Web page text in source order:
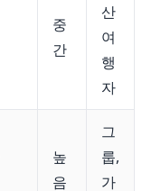
중
간
산
여
행
자
높
음
그
룹,
가